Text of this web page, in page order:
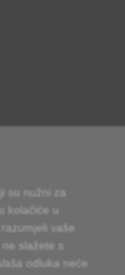
su nužni za
kolačiće u
vaše
slažete s
odluka neće